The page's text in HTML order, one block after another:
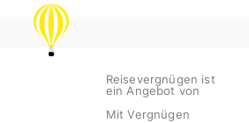
REISEVERGNÜGEN
Reisevergnügen ist
ein Angebot von
Mit Vergnügen